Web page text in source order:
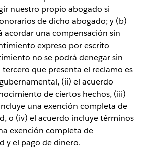
nuestro propio abogado si
de dicho abogado; y (b)
acordar una compensación sin
expreso por escrito
no se podrá denegar sin
que presenta el reclamo es
(ii) el acuerdo
de ciertos hechos, (iii)
una exención completa de
o (iv) el acuerdo incluye términos
exención completa de
y el pago de dinero.